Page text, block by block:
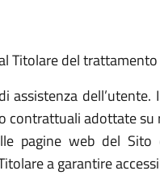
del
assistenza
adottate su
pagine web del
a garantire